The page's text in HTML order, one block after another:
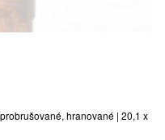
hranované | 20,1 x